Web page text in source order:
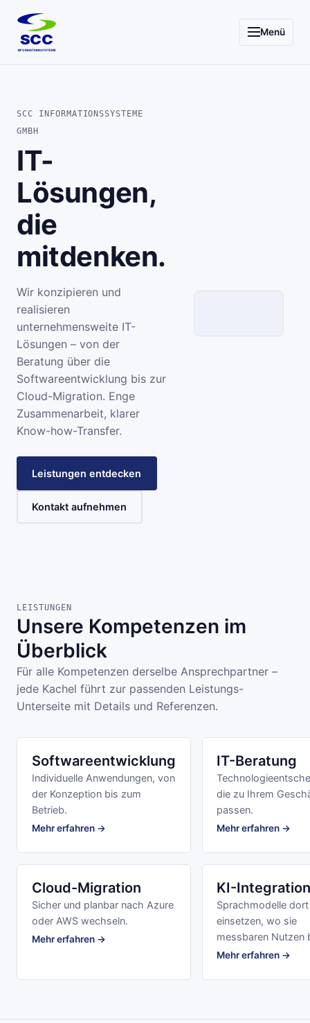
SCC
INFORMATIONSSYSTEME
Menü
SCC INFORMATIONSSYSTEME
GMBH
IT-
Lösungen,
die
mitdenken.
Wir konzipieren und
realisieren
unternehmensweite IT-
Lösungen – von der
Beratung über die
Softwareentwicklung bis zur
Cloud-Migration. Enge
Zusammenarbeit, klarer
Know-how-Transfer.
Leistungen entdecken
Kontakt aufnehmen
LEISTUNGEN
Unsere Kompetenzen im
Überblick
Für alle Kompetenzen derselbe Ansprechpartner –
jede Kachel führt zur passenden Leistungs-
Unterseite mit Details und Referenzen.
Softwareentwicklung
Individuelle Anwendungen, von
der Konzeption bis zum
Betrieb.
Mehr erfahren →
IT-Beratung
die zu Ihrem
passen.
Mehr erfahren →
Cloud-Migration
Sicher und planbar nach Azure
oder AWS wechseln.
Mehr erfahren →
KI-
Sprachmodelle dort
einsetzen, wo sie
messbaren Nutzen
Mehr erfahren →